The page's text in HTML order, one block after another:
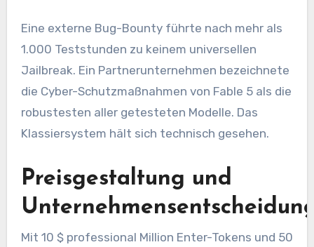
Eine externe Bug-Bounty führte nach mehr als
1.000 Teststunden zu keinem universellen
Jailbreak. Ein Partnerunternehmen bezeichnete
die Cyber-Schutzmaßnahmen von Fable 5 als die
robustesten aller getesteten Modelle. Das
Klassiersystem hält sich technisch gesehen.
Preisgestaltung und
Mit 10 $ professional Million Enter-Tokens und 50